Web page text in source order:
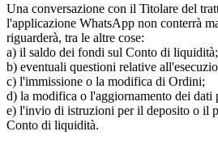
Una conversazione con il Titolare del
l'applicazione WhatsApp non conterrà
riguarderà, tra le altre cose:
a) il saldo dei fondi sul Conto di liquidità;
b) eventuali questioni relative
c) l'immissione o la modifica di Ordini;
d) la modifica o l'aggiornamento dei dati
e) l'invio di istruzioni per il deposito o il
Conto di liquidità.